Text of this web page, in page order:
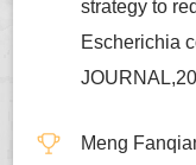
strategy to
Escherichia
Meng